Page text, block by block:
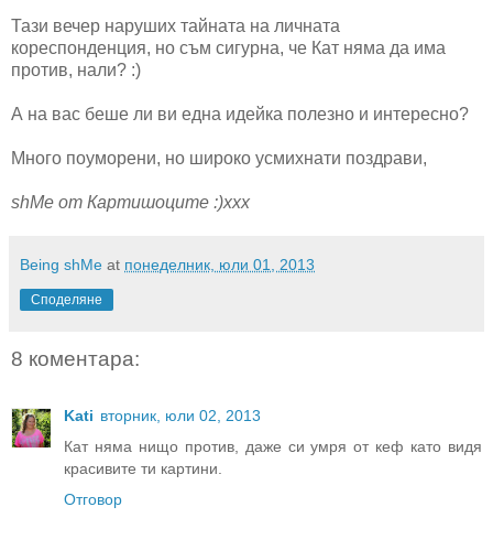
Тази вечер наруших тайната на личната
кореспонденция, но съм сигурна, че Кат няма да има
против, нали? :)
А на вас беше ли ви една идейка полезно и интересно?
Много поуморени, но широко усмихнати поздрави,
shMe от Картишоците :)ххх
Being shMe at понеделник, юли 01, 2013
Споделяне
8 коментара:
Kati вторник, юли 02, 2013
Кат няма нищо против, даже си умря от кеф като видя
красивите ти картини.
Отговор